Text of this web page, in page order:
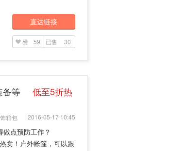
直达链接
赞 59 已售 30
备等
低至5折热
2016-05-17 10:45
箱包
点预防工作？
卖！户外帐篷，可以跟